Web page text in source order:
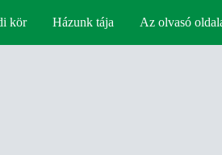
kör Házunk tája Az olvasó